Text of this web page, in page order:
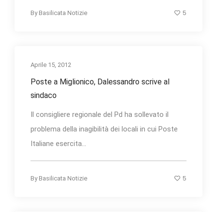
By Basilicata Notizie 5
Aprile 15, 2012
Poste a Miglionico, Dalessandro scrive al
sindaco
Il consigliere regionale del Pd ha sollevato il
problema della inagibilità dei locali in cui Poste
Italiane esercita...
By Basilicata Notizie 5